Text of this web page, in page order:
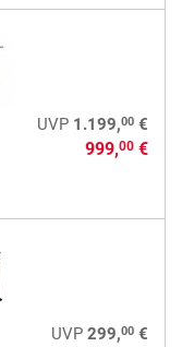
UVP 1.199,00€
999,00€
UVP 299,00€